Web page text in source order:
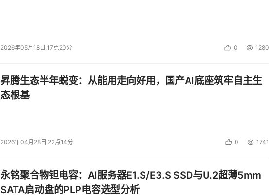
2026年05月18日 17点20分 0 1280
昇腾生态半年蜕变：从能用走向好用，国产AI底座筑牢自主生
态根基
2026年04月28日 22点14分 0 1741
永铭聚合物钽电容：AI服务器E1.S/E3.S SSD与U.2超薄5mm
SATA启动盘的PLP电容选型分析